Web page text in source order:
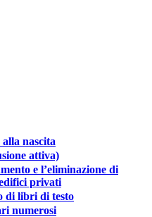
nascita
attiva)
e l’eliminazione di
privati
di libri di testo
numerosi